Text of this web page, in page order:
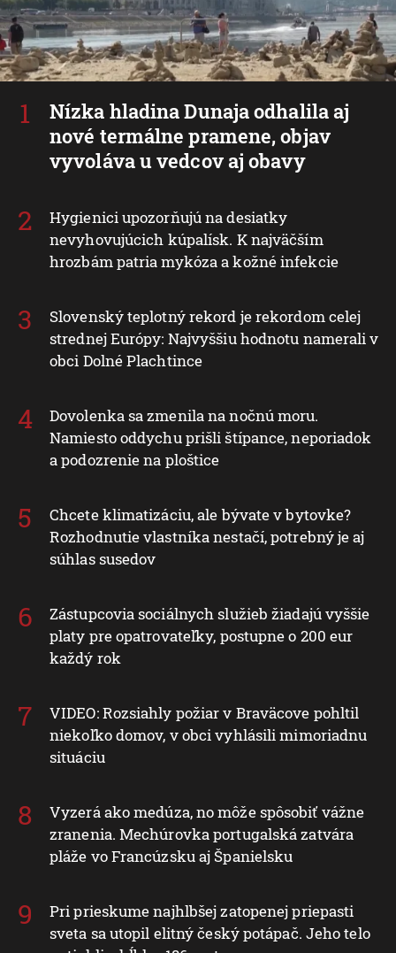
nové termálne pramene, objav
vyvoláva u vedcov aj obavy
nevyhovujúcich kúpalísk. K najväčším
hrozbám patria mykóza a kožné infekcie
strednej Európy: Najvyššiu hodnotu namerali v
obci Dolné Plachtince
Namiesto oddychu prišli štípance, neporiadok
a podozrenie na ploštice
Rozhodnutie vlastníka nestačí, potrebný je aj
súhlas susedov
platy pre opatrovateľky, postupne o 200 eur
každý rok
niekoľko domov, v obci vyhlásili mimoriadnu
situáciu
zranenia. Mechúrovka portugalská zatvára
pláže vo Francúzsku aj Španielsku